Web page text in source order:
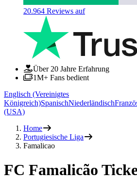
20.964 Reviews auf
Über 20 Jahre Erfahrung
1M+ Fans bedient
Englisch (Vereinigtes
Königreich)SpanischNiederländisch
(USA)
Home
Portugiesische Liga
Famalicao
FC Famalicão